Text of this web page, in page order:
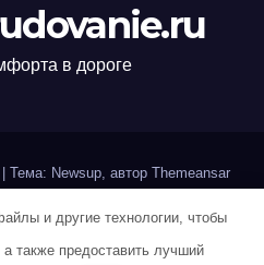
в дороге
Тема: Newsup, автор Themeansar
Авторам и правообладателям
и другие технологии, чтобы
также предоставить лучший